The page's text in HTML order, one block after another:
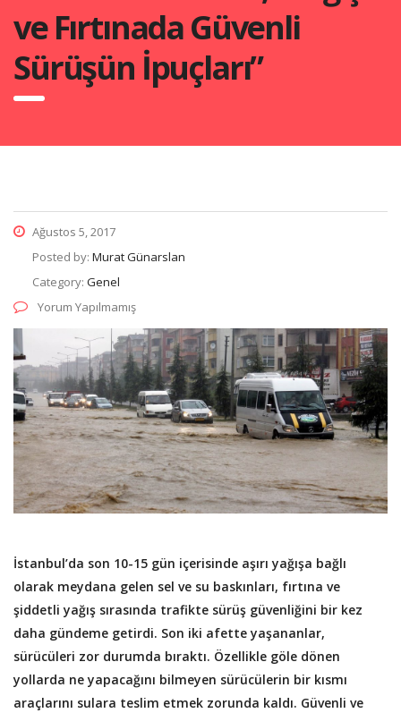
ve Fırtınada Güvenli
Sürüşün İpuçları”
Ağustos 5, 2017
Posted by: Murat Günarslan
Category: Genel
Yorum Yapılmamış
İstanbul’da son 10-15 gün içerisinde aşırı yağışa bağlı
olarak meydana gelen sel ve su baskınları, fırtına ve
şiddetli yağış sırasında trafikte sürüş güvenliğini bir kez
daha gündeme getirdi. Son iki afette yaşananlar,
sürücüleri zor durumda bıraktı. Özellikle göle dönen
yollarda ne yapacağını bilmeyen sürücülerin bir kısmı
araçlarını sulara teslim etmek zorunda kaldı. Güvenli ve